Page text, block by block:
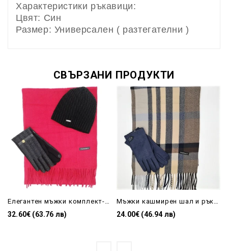
Характеристики ръкавици:
Цвят: Син
Размер: Универсален ( разтегателни )
СВЪРЗАНИ ПРОДУКТИ
32.60€ (63.76 лв) 24.00€ (46.94 лв)